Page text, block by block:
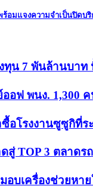
มแจงความจำเป็นปิดบริ
ทุน 7 พันล้านบาท
อฟ พนง. 1,300
อโรงงานซูซูกิที่ร
TOP 3 ตลาดร
บเครื่องช่วยหาย